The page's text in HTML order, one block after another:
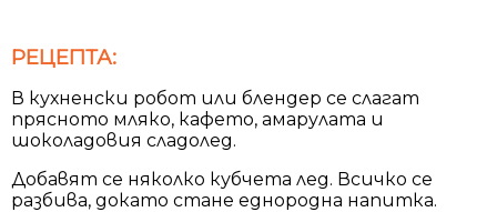
РЕЦЕПТА:
В кухненски робот или блендер се слагат
прясното мляко, кафето, амарулата и
шоколадовия сладолед.
Добавят се няколко кубчета лед. Всичко се
разбива, докато стане еднородна напитка.